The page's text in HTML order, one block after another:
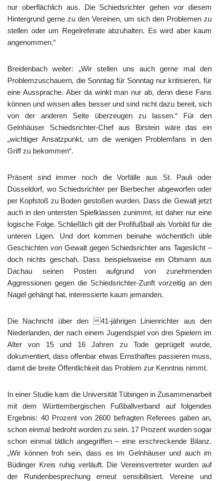
nur oberflächlich aus. Die Schiedsrichter gehen vor diesem
Hintergrund gerne zu den Vereinen, um sich den Problemen zu
stellen oder um Regelreferate abzuhalten. Es wird aber kaum
angenommen.“
Breidenbach weiter: „Wir stellen uns auch gerne mal den
Problemzuschauern, die Sonntag für Sonntag nur kritisieren, für
eine Aussprache. Aber da winkt man nur ab, denn diese Fans
können und wissen alles besser und sind nicht dazu bereit, sich
von der anderen Seite überzeugen zu lassen.“ Für den
Gelnhäuser Schiedsrichter-Chef aus Birstein wäre das ein
„wichtiger Ansatzpunkt, um die wenigen Problemfans in den
Griff zu bekommen“.
Präsent sind immer noch die Vorfälle aus St. Pauli oder
Düsseldorf, wo Schiedsrichter per Bierbecher abgeworfen oder
per Kopfstoß zu Boden gestoßen wurden. Dass die Gewalt jetzt
auch in den untersten Spielklassen zunimmt, ist daher nur eine
logische Folge. Schließlich gilt der Profifußball als Vorbild für die
unteren Ligen. Und dort kommen beinahe wöchentlich üble
Geschichten von Gewalt gegen Schiedsrichter ans Tageslicht –
doch nichts geschah. Dass beispielsweise ein Obmann aus
Dachau seinen Posten aufgrund von zunehmenden
Aggressionen gegen die Schiedsrichter-Zunft vorzeitig an den
Nagel gehängt hat, interessierte kaum jemanden.
Die Nachricht über den 41-jährigen Linienrichter aus den
Niederlanden, der nach einem Jugendspiel von drei Spielern im
Alter von 15 und 16 Jahren zu Tode geprügelt wurde,
dokumentiert, dass offenbar etwas Ernsthaftes passieren muss,
damit die breite Öffentlichkeit das Problem zur Kenntnis nimmt.
In einer Studie kam die Universität Tübingen in Zusammenarbeit
mit dem Württembergischen Fußballverband auf folgendes
Ergebnis: 40 Prozent von 2600 befragten Referees gaben an,
schon einmal bedroht worden zu sein. 17 Prozent wurden sogar
schon einmal tätlich angegriffen – eine erschreckende Bilanz.
„Wir können froh sein, dass es im Gelnhäuser und auch im
Büdinger Kreis ruhig verläuft. Die Vereinsvertreter wurden auf
der Rundenbesprechung erneut sensibilisiert. Vereine und